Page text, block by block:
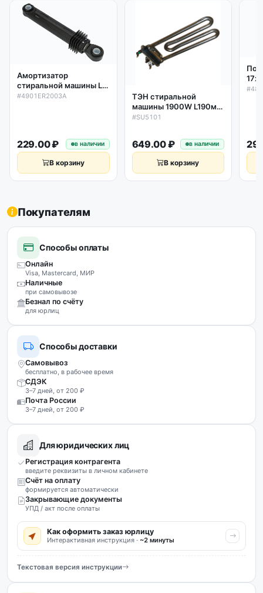
Амортизатор
стиральной машины LG
100N L190-280мм,
#4901ER2003A
229.00 ₽ в наличии
В корзину
ТЭН стиральной
машины 1900W L190мм
прямой с датчиком
Bosch HK1911627
#SU5101
649.00 ₽ в наличии
В корзину
Покупателям
Способы оплаты
Онлайн
Visa, Mastercard, МИР
Наличные
при самовывозе
Безнал по счёту
для юрлиц
Способы доставки
Самовывоз
бесплатно, в рабочее время
СДЭК
3–7 дней, от 200 ₽
Почта России
3–7 дней, от 200 ₽
Для юридических лиц
Регистрация контрагента
введите реквизиты в личном кабинете
Счёт на оплату
формируется автоматически
Закрывающие документы
УПД / акт после оплаты
Как оформить заказ юрлицу
Интерактивная инструкция · ~2 минуты
Текстовая версия инструкции